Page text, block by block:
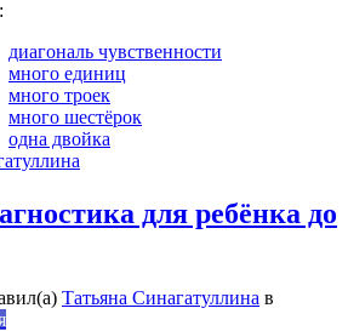
диагональ чувственности
много единиц
много троек
много шестёрок
одна двойка
для ребёнка до
Татьяна Синагатуллина в